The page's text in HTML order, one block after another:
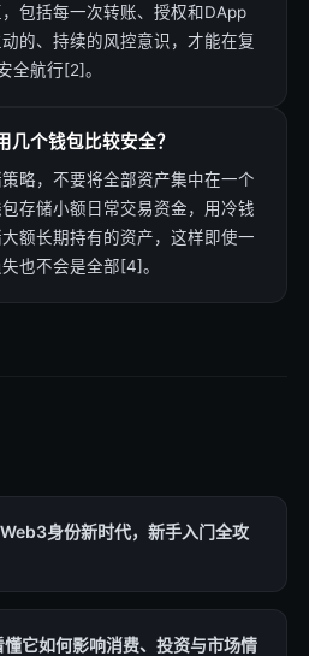
包括每一次转账、授权和DApp
的、持续的风控意识，才能在复
全航行[2]。
几个钱包比较安全？
略，不要将全部资产集中在一个
存储小额日常交易资金，用冷钱
额长期持有的资产，这样即使一
也不会是全部[4]。
身份新时代，新手入门全攻
它如何影响消费、投资与市场情